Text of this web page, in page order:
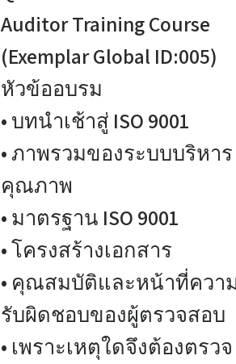
Auditor Training Course
(Exemplar Global ID:005)
หัวข้ออบรม
• บทนำเช้าสู่ ISO 9001
• ภาพรวมของระบบบริหาร
คุณภาพ
• มาตรฐาน ISO 9001
• โครงสร้างเอกสาร
• คุณสมบัติและหน้าที่ควา
รับผิดชอบของผู้ตรวจสอบ
• เพราะเหตุใดจึงต้องตรวจ